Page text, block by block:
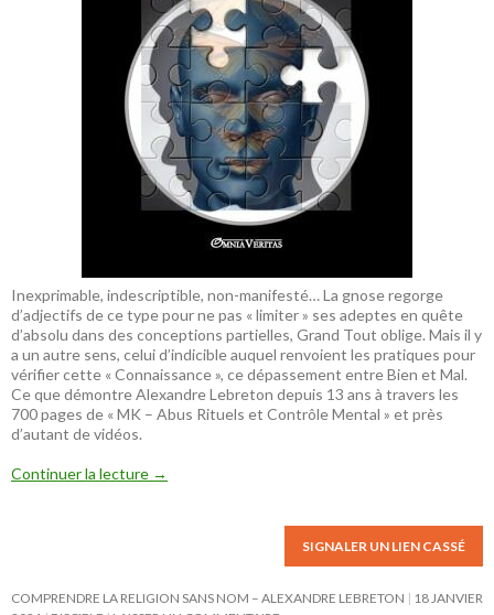
Inexprimable, indescriptible, non-manifesté… La gnose regorge
d’adjectifs de ce type pour ne pas « limiter » ses adeptes en quête
d’absolu dans des conceptions partielles, Grand Tout oblige. Mais il y
a un autre sens, celui d’indicible auquel renvoient les pratiques pour
vérifier cette « Connaissance », ce dépassement entre Bien et Mal.
Ce que démontre Alexandre Lebreton depuis 13 ans à travers les
700 pages de « MK – Abus Rituels et Contrôle Mental » et près
d’autant de vidéos.
Continuer la lecture →
SIGNALER UN LIEN CASSÉ
COMPRENDRE LA RELIGION SANS NOM – ALEXANDRE LEBRETON
18 JANVIER